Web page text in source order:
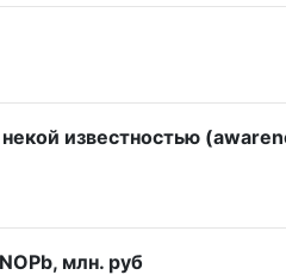
известностью
млн. руб